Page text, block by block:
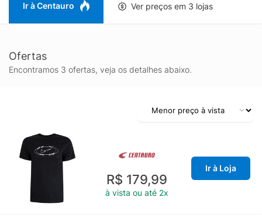
Ir à Centauro Ver preços em 3 lojas
Ofertas
Encontramos 3 ofertas, veja os detalhes abaixo.
R$ 179,99
à vista ou até 2x
Ir à Loja